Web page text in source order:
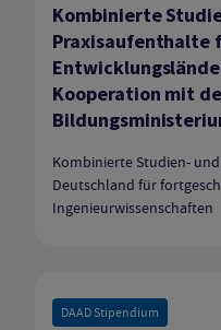
Kombinierte
Praxisaufenthalte
Kooperation mit
Kombinierte Studien-
Deutschland für
Ingenieurwissenschaften
DAAD Stipendium